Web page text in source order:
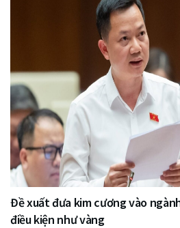
Đề xuất đưa kim cương vào
điều kiện như vàng